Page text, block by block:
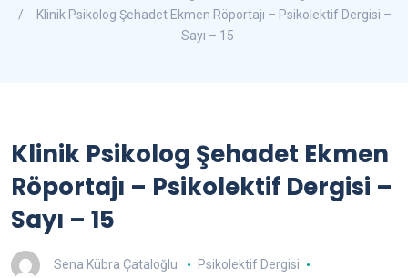
Klinik Psikolog Şehadet Ekmen Röportajı – Psikolektif Dergisi –
Sayı – 15
Klinik Psikolog Şehadet Ekmen
Röportajı – Psikolektif Dergisi –
Sayı – 15
Sena Kübra Çataloğlu
Psikolektif Dergisi